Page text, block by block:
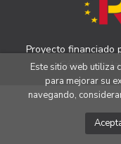
Proyecto financiado
Cómic y de
Este sitio web utiliza
para mejorar su
navegando,